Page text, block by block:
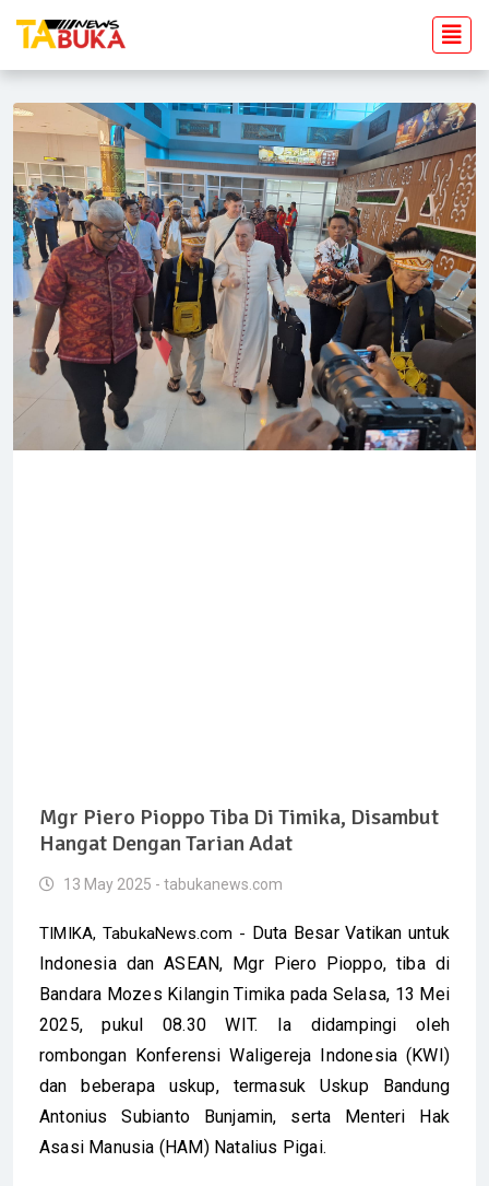
Mgr Piero Pioppo Tiba Di Timika, Disambut
Hangat Dengan Tarian Adat
13 May 2025 - tabukanews.com
TIMIKA, TabukaNews.com - Duta Besar Vatikan untuk
Indonesia dan ASEAN, Mgr Piero Pioppo, tiba di
Bandara Mozes Kilangin Timika pada Selasa, 13 Mei
2025, pukul 08.30 WIT. Ia didampingi oleh
rombongan Konferensi Waligereja Indonesia (KWI)
dan beberapa uskup, termasuk Uskup Bandung
Antonius Subianto Bunjamin, serta Menteri Hak
Asasi Manusia (HAM) Natalius Pigai.